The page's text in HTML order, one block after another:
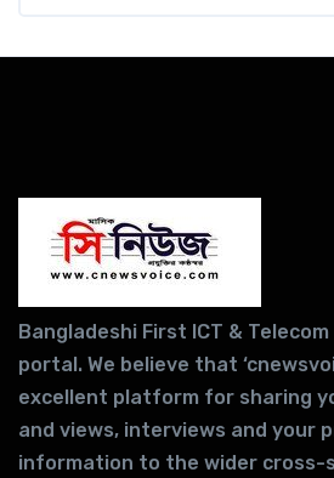
Bangladeshi First ICT &
portal. We believe that
excellent platform for sharing
and views, interviews and your
information to the wider cross-